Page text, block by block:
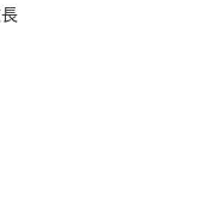
未通過，訂單將自動取
付你分期系統評分，恕無
每月結算日後寄送繳費提
台灣大直營門市／銀行轉
。
結帳。
連結，可透過四大超商／